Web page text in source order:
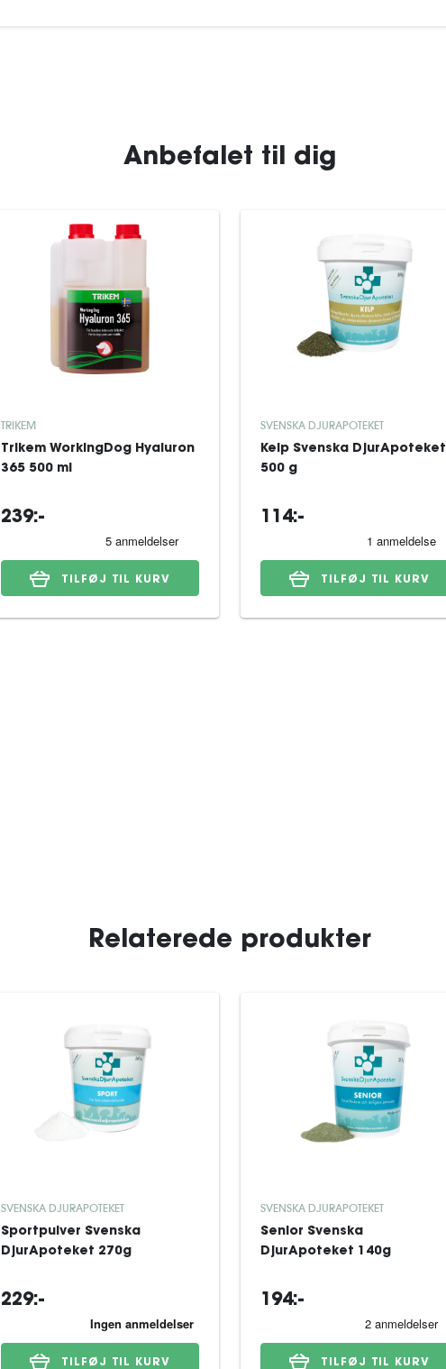
Anbefalet til dig
TRIKEM
Trikem WorkingDog Hyaluron
365 500 ml
239:-
TILFØJ TIL KURV
SVENSKA DJURAPOTEKET
Kelp Svenska DjurApoteket
500 g
114:-
TILFØJ TIL KURV
Relaterede produkter
SVENSKA DJURAPOTEKET
Sportpulver Svenska
DjurApoteket 270g
229:-
TILFØJ TIL KURV
SVENSKA DJURAPOTEKET
Senior Svenska
DjurApoteket 140g
194:-
TILFØJ TIL KURV